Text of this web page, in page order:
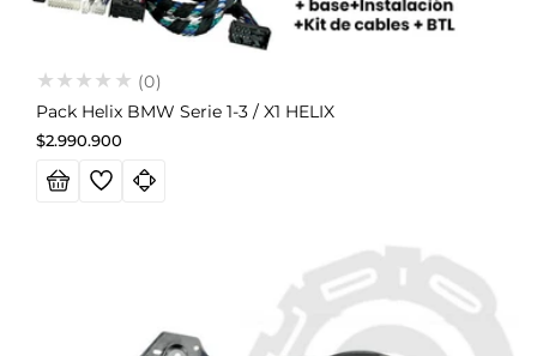
(0)
Pack Helix BMW Serie 1-3 / X1 HELIX
Precio
habitual
$2.990.900